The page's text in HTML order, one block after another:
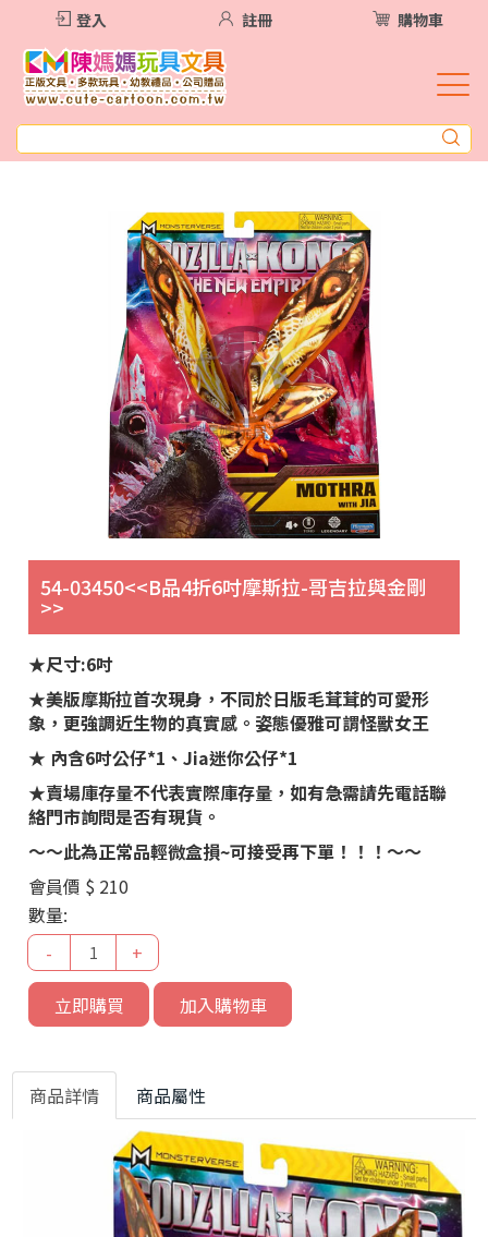
登入 註冊 購物車
54-03450<<B品4折6吋摩斯拉-哥吉拉與金剛
>>
★尺寸:6吋
★美版摩斯拉首次現身，不同於日版毛茸茸的可愛形
象，更強調近生物的真實感。姿態優雅可謂怪獸女王
★ 內含6吋公仔*1、Jia迷你公仔*1
★賣場庫存量不代表實際庫存量，如有急需請先電話聯
絡門市詢問是否有現貨。
～～此為正常品輕微盒損~可接受再下單！！！～～
會員價 $ 210
數量:
-
+
立即購買
加入購物車
商品詳情 商品屬性